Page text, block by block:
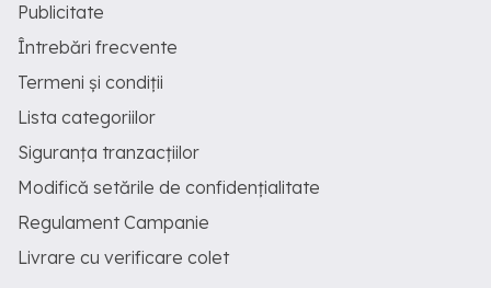
Publicitate
Întrebări frecvente
Termeni și condiții
Lista categoriilor
Siguranța tranzacțiilor
Modifică setările de confidențialitate
Regulament Campanie
Livrare cu verificare colet